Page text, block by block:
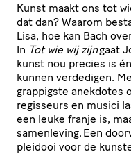
Kunst maakt ons tot
dat dan? Waarom
Lisa, hoe kan Bach
In Tot wie wij zijngaat
kunst nou precies is
kunnen verdedigen.
grappigste anekdotes
regisseurs en musici
een leuke franje is,
samenleving. Een
pleidooi voor de